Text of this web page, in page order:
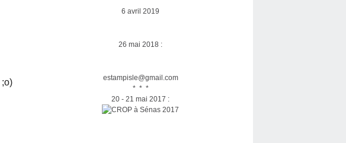
;o)
6 avril 2019
26 mai 2018 :
estampisle@gmail.com
* * *
20 - 21 mai 2017 :